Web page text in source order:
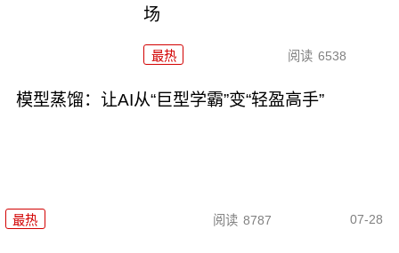
场
最热 阅读 6538
模型蒸馏：让AI从“巨型学霸”变“轻盈高手”
最热 阅读 8787 07-28